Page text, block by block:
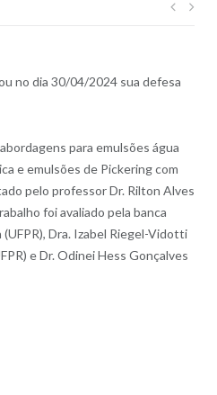
no dia 30/04/2024 sua defesa
para emulsões água
e emulsões de Pickering com
pelo professor Dr. Rilton Alves
foi avaliado pela banca
Dra. Izabel Riegel-Vidotti
e Dr. Odinei Hess Gonçalves